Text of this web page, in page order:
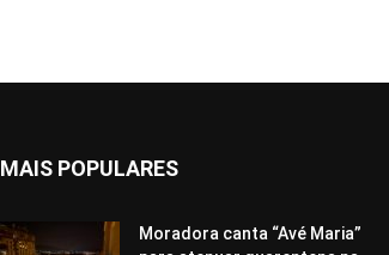
MAIS POPULARES
Moradora canta “Avé Maria”